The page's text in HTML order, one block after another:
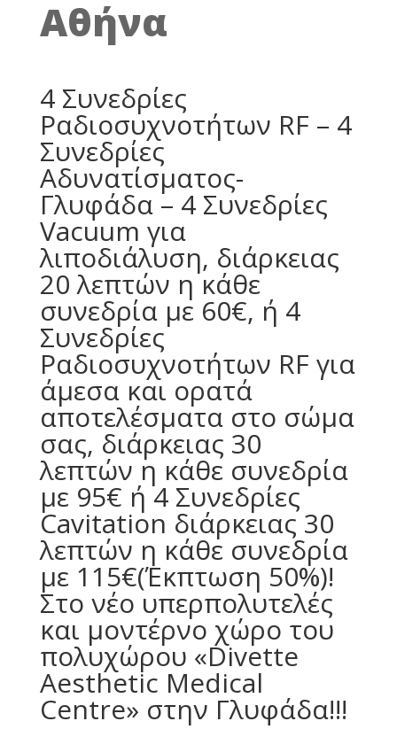
Αθήνα
4 Συνεδρίες
Ραδιοσυχνοτήτων RF – 4
Συνεδρίες
Αδυνατίσματος-
Γλυφάδα – 4 Συνεδρίες
Vacuum για
λιποδιάλυση, διάρκειας
20 λεπτών η κάθε
συνεδρία με 60€, ή 4
Συνεδρίες
Ραδιοσυχνοτήτων RF για
άμεσα και ορατά
αποτελέσματα στο σώμα
σας, διάρκειας 30
λεπτών η κάθε συνεδρία
με 95€ ή 4 Συνεδρίες
Cavitation διάρκειας 30
λεπτών η κάθε συνεδρία
με 115€(Έκπτωση 50%)!
Στο νέο υπερπολυτελές
και μοντέρνο χώρο του
πολυχώρου «Divette
Aesthetic Medical
Centre» στην Γλυφάδα!!!